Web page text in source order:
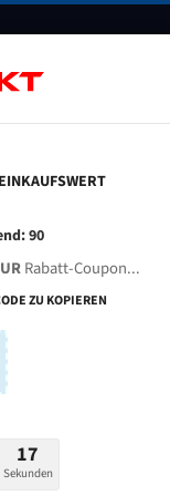
KONTAKT
mm Bi-Metall
90
Rabatt-Coupon...
ZU KOPIEREN
16
Sekunden